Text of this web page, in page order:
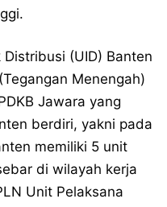
(UID) Banten
Menengah)
Jawara yang
berdiri, yakni pada
memiliki 5 unit
di wilayah kerja
Unit Pelaksana